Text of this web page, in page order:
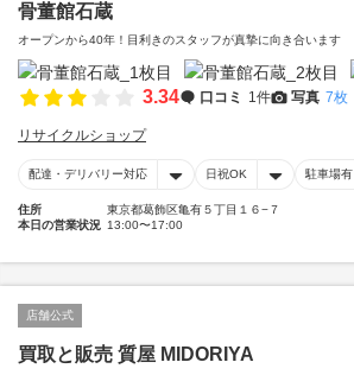
骨董館石蔵
オープンから40年！目利きのスタッフが真摯に向き合います
3.34 口コミ 1件 写真 7枚
リサイクルショップ
配達・デリバリー対応 日祝OK 駐車場有
住所
東京都葛飾区亀有５丁目１６−７
本日の営業状況 13:00〜17:00
店舗公式
買取と販売 質屋 MIDORIYA